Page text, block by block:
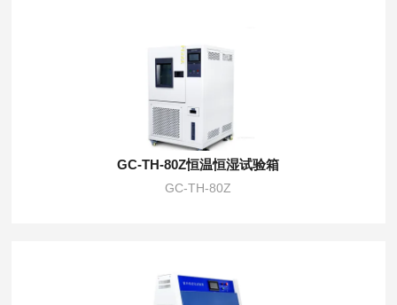
GC-TH-80Z恒温恒湿试验箱
GC-TH-80Z